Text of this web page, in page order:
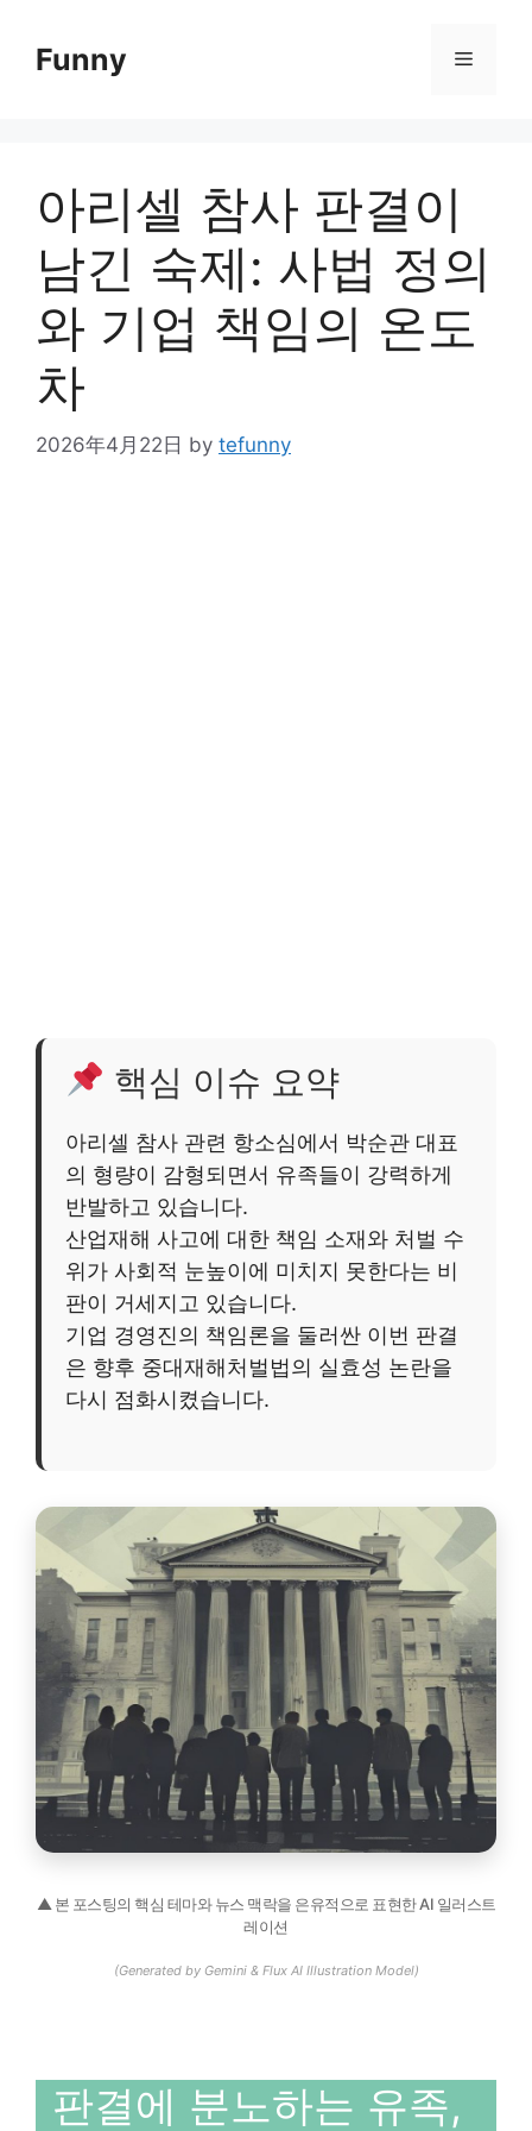
contentFunny Menu
아리셀 참사 판결이
남긴 숙제: 사법 정의
와 기업 책임의 온도
차
2026年4月22日 by tefunny
핵심 이슈 요약
아리셀 참사 관련 항소심에서 박순관 대표
의 형량이 감형되면서 유족들이 강력하게
반발하고 있습니다.
산업재해 사고에 대한 책임 소재와 처벌 수
위가 사회적 눈높이에 미치지 못한다는 비
판이 거세지고 있습니다.
기업 경영진의 책임론을 둘러싼 이번 판결
은 향후 중대재해처벌법의 실효성 논란을
다시 점화시켰습니다.
▲ 본 포스팅의 핵심 테마와 뉴스 맥락을 은유적으로 표현한 AI 일러스트
레이션
(Generated by Gemini & Flux AI Illustration Model)
판결에 분노하는 유족,